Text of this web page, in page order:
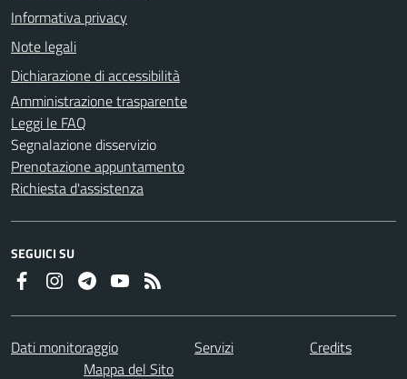
Informativa privacy
Note legali
Dichiarazione di accessibilità
Amministrazione trasparente
Leggi le FAQ
Segnalazione disservizio
Prenotazione appuntamento
Richiesta d'assistenza
SEGUICI SU
Dati monitoraggio Servizi
Credits
Mappa del Sito